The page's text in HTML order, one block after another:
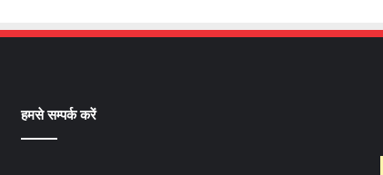
हमसे सम्पर्क करें